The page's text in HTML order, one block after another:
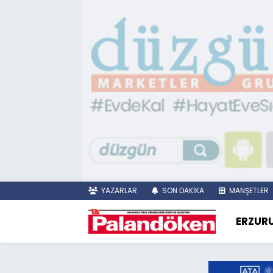
YAZARLAR SON DAKİKA MANŞETLER